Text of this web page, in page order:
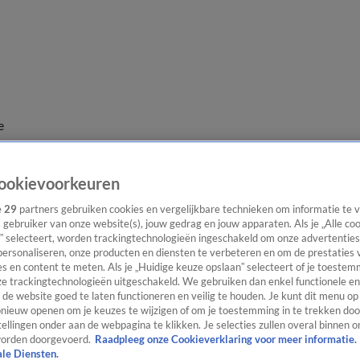
29 partners gebruiken cookies en vergelijkbare technieken om informatie te
gebruiker van onze website(s), jouw gedrag en jouw apparaten. Als je „Alle
selecteert, worden trackingtechnologieën ingeschakeld om onze
onze producten en diensten te verbeteren en om de prestaties
en content te meten. Als je „Huidige keuze opslaan” selecteert of je
trackingtechnologieën uitgeschakeld. We gebruiken dan enkel functionele
de website goed te laten functioneren en veilig te houden. Je kunt dit menu
openen om je keuzes te wijzigen of om je toestemming in te trekken
onder aan de webpagina te klikken. Je selecties zullen overal binnen
doorgevoerd. Raadpleeg onze Cookieverklaring voor meer informatie.
Diensten.